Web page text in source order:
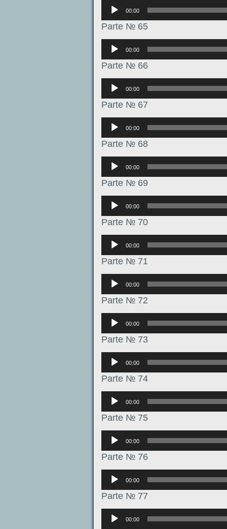
Аудиоплеер
00:00
Parte № 65
Аудиоплеер
00:00
Parte № 66
Аудиоплеер
00:00
Parte № 67
Аудиоплеер
00:00
Parte № 68
Аудиоплеер
00:00
Parte № 69
Аудиоплеер
00:00
Parte № 70
Аудиоплеер
00:00
Parte № 71
Аудиоплеер
00:00
Parte № 72
Аудиоплеер
00:00
Parte № 73
Аудиоплеер
00:00
Parte № 74
Аудиоплеер
00:00
Parte № 75
Аудиоплеер
00:00
Parte № 76
Аудиоплеер
00:00
Parte № 77
Аудиоплеер
00:00